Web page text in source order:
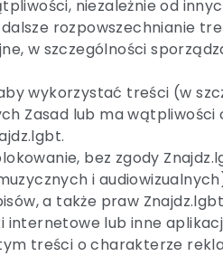
niezależnie od
rozpowszechnianie
w szczególności
wykorzystać treści (w
Zasad lub ma
bez zgody
i
a także praw
internetowe lub inne
treści o charakterze